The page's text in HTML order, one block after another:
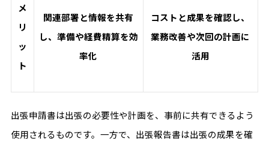
メ
リ
ッ
ト
関連部署と情報を共有
し、準備や経費精算を効
率化
コストと成果を確認し、
業務改善や次回の計画に
活用
出張申請書は出張の必要性や計画を、事前に共有できるよう
使用されるものです。一方で、出張報告書は出張の成果を確